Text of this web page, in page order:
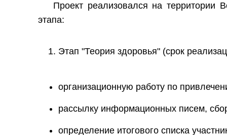
Проект реализовался на территории
этапа:
Этап "Теория здоровья" (срок
организационную работу по
рассылку информационных писем,
определение итогового списка